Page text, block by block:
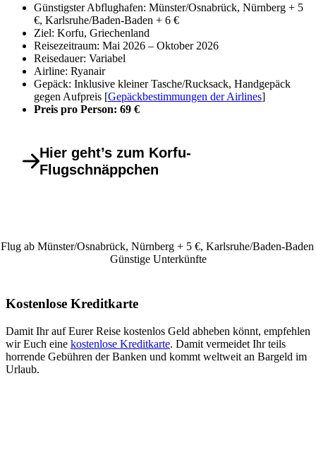
Günstigster Abflughafen: Münster/Osnabrück, Nürnberg + 5
€, Karlsruhe/Baden-Baden + 6 €
Ziel: Korfu, Griechenland
Reisezeitraum: Mai 2026 – Oktober 2026
Reisedauer: Variabel
Airline: Ryanair
Gepäck: Inklusive kleiner Tasche/Rucksack, Handgepäck
gegen Aufpreis [Gepäckbestimmungen der Airlines]
Preis pro Person: 69 €
Hier geht’s zum Korfu-
Flugschnäppchen
ab Münster/Osnabrück, Nürnberg + 5 €, Karlsruhe/Baden-
Günstige Unterkünfte
Kostenlose Kreditkarte
Damit Ihr auf Eurer Reise kostenlos Geld abheben könnt, empfehlen
wir Euch eine kostenlose Kreditkarte. Damit vermeidet Ihr teils
horrende Gebühren der Banken und kommt weltweit an Bargeld im
Urlaub.